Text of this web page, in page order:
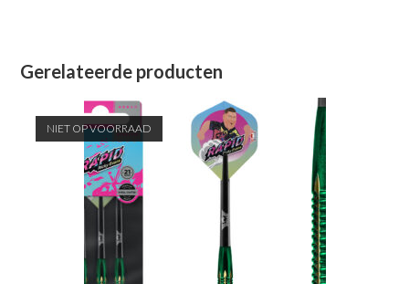
Gerelateerde producten
NIET OP VOORRAAD